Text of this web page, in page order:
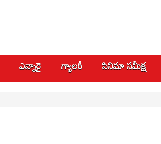
ఎన్నారై గ్యాలరీ సినిమా స‌మీక్ష